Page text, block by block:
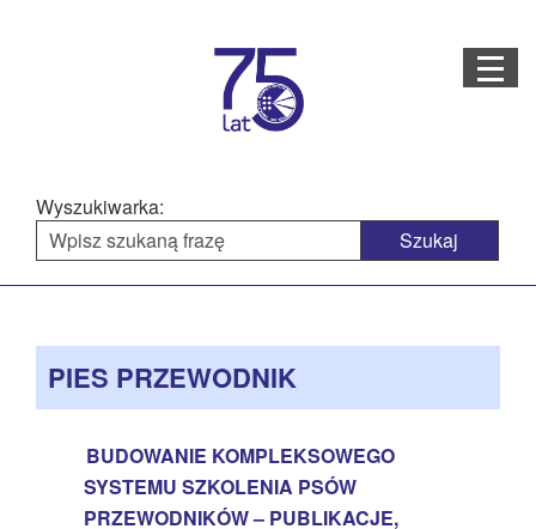
Wyszukiwarka:
główne
Menu
STRONA GŁÓWNA
AKTUALNOŚCI
PROJEKTY REALIZOWANE
OFERTA USŁUG
MULTIMEDIA
PIES PRZEWODNIK
BUDOWANIE KOMPLEKSOWEGO
SYSTEMU SZKOLENIA PSÓW
PRZEWODNIKÓW – PUBLIKACJE,